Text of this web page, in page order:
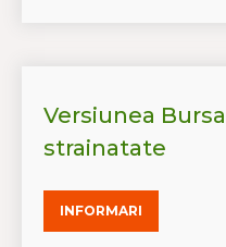
Versiunea
strainatate
INFORMARI